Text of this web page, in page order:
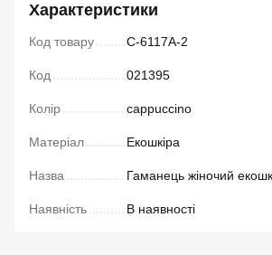
Характеристики
Код товару C-6117A-2
Код 021395
Колір cappuccino
Матеріал Екошкіра
Назва Гаманець жіночий
Наявність В наявності